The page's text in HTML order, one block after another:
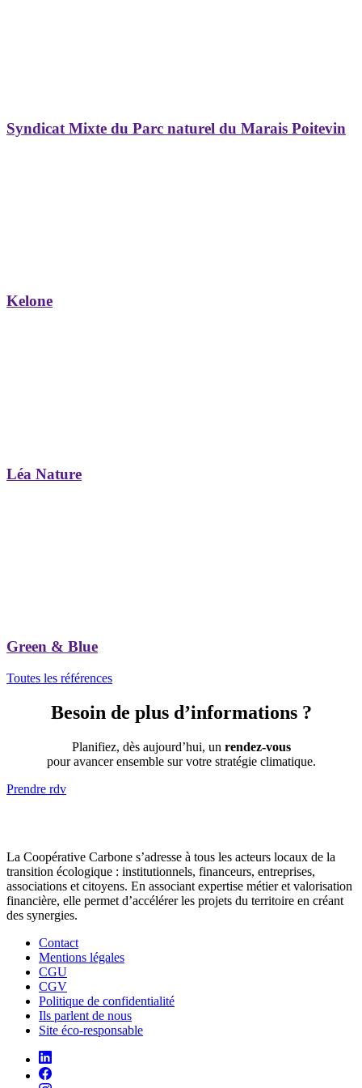
Syndicat Mixte du Parc naturel du Marais Poitevin
Kelone
Léa Nature
Green & Blue
Toutes les références
Besoin de plus d’informations ?
Planifiez, dès aujourd’hui, un rendez-vous
pour avancer ensemble sur votre stratégie climatique.
Prendre rdv
La Coopérative Carbone s’adresse à tous les acteurs locaux de la
transition écologique : institutionnels, financeurs, entreprises,
associations et citoyens. En associant expertise métier et valorisation
financière, elle permet d’accélérer les projets du territoire en créant
des synergies.
Contact
Mentions légales
CGU
CGV
Politique de confidentialité
Ils parlent de nous
Site éco-responsable